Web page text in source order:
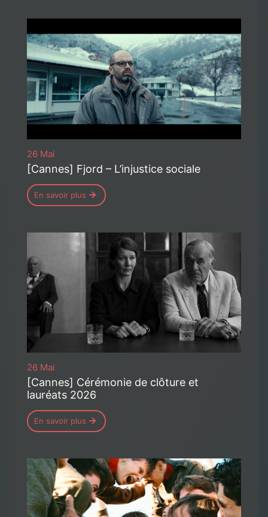
26 Mai
[Cannes] Fjord – L’injustice sociale
En savoir plus
26 Mai
[Cannes] Cérémonie de clôture et
lauréats 2026
En savoir plus